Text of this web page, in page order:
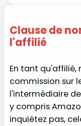
Clause de
l'affilié
En tant qu'affilié,
commission sur
l'intermédiaire
y compris
inquiétez pas,